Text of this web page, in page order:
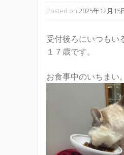
Posted on 2025年12月15
受付後ろにいつもい
１７歳です。
お食事中のいちまい。